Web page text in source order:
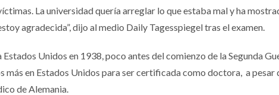
La universidad quería arreglar lo que estaba mal y ha
agradecida”, dijo al medio Daily Tagesspiegel tras el examen.
Unidos en 1938, poco antes del comienzo de la Segunda
más en Estados Unidos para ser certificada como doctora, a pesar
de Alemania.